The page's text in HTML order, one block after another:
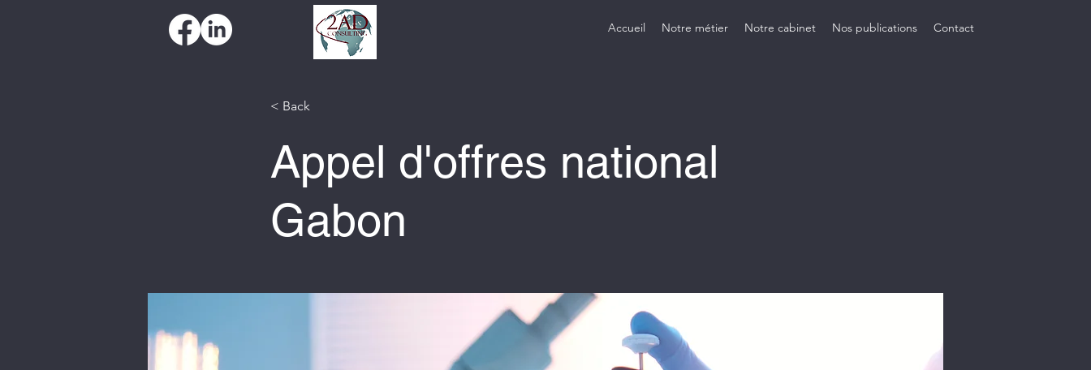
Accueil Notre métier Notre cabinet Nos publications Contact
< Back
Appel d'offres national
Gabon